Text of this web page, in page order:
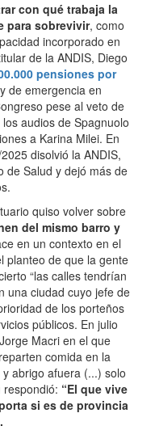
con qué trabaja la
para sobrevivir, como
incorporado en
de la ANDIS, Diego
pensiones por
de emergencia en
pese al veto de
audios de Spagnuolo
a Karina Milei. En
disolvió la ANDIS,
de Salud y dejó más de
quiso volver sobre
del mismo barro y
en un contexto en el
planteo de que la gente
“las calles tendrían
una ciudad cuyo jefe de
de los porteños
públicos. En julio
Macri en el que
comida en la
abrigo afuera (...) solo
respondió: “El que vive
si es de provincia